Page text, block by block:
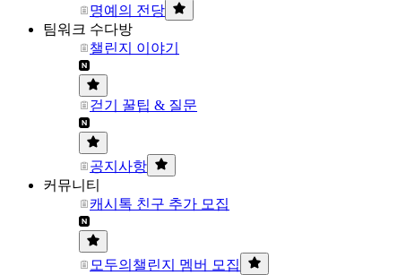
명예의 전당
팀워크 수다방
챌린지 이야기
걷기 꿀팁 & 질문
공지사항
커뮤니티
캐시톡 친구 추가 모집
모두의챌린지 멤버 모집